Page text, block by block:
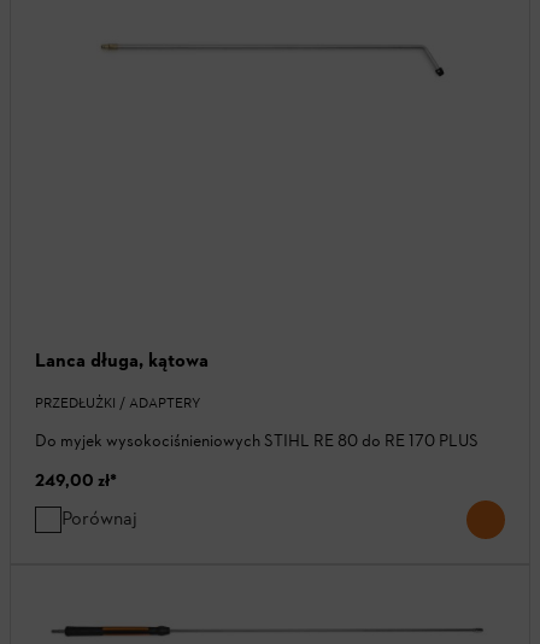
Lanca długa, kątowa
PRZEDŁUŻKI / ADAPTERY
Do myjek wysokociśnieniowych STIHL RE 80 do RE 170 PLUS
249,00 zł*
Porównaj